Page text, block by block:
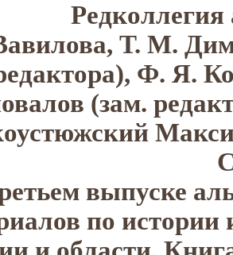
Редколлегия
Т. М.
Ф. Я.
(зам.
выпуске
по истории